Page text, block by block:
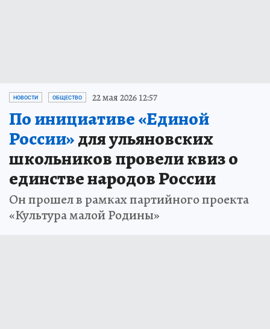
НОВОСТИ ОБЩЕСТВО 22 мая 2026 12:57
По инициативе «Единой
России»для ульяновских
школьников провели квиз о
единстве народов России
Он прошел в рамках партийного проекта
«Культура малой Родины»